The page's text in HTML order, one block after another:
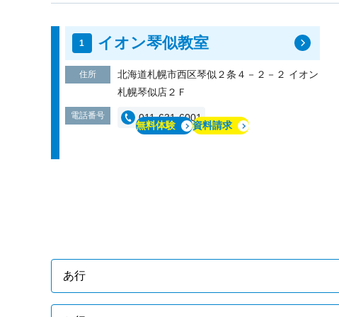
イオン琴似教室
住所
北海道札幌市西区琴似２条４－２－２ イオン
札幌琴似店２Ｆ
電話番号 011-631-6001
無料体験 資料請求
あ行